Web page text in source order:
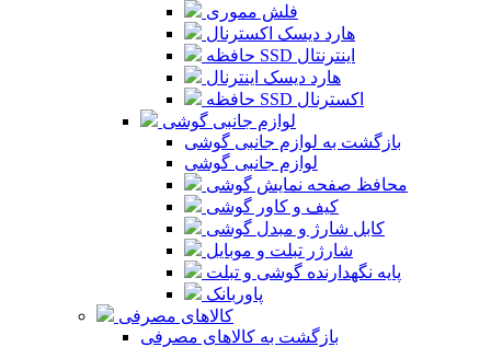
فلش مموری
هارد دیسک اکسترنال
حافظه SSD اینترنتال
هارد دیسک اینترنال
حافظه SSD اکسترنال
لوازم جانبی گوشی
بازگشت به لوازم جانبی گوشی
لوازم جانبی گوشی
محافظ صفحه نمایش گوشی
کیف و کاور گوشی
کابل شارژ و مبدل گوشی
شارژر تبلت و موبایل
پایه نگهدارنده گوشی و تبلت
پاوربانک
کالاهای مصرفی
بازگشت به کالاهای مصرفی